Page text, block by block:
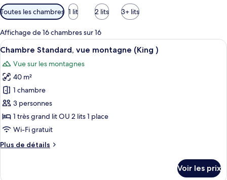
Filtres
disponibles
pour
les
chambres
Toutes les chambres 1 lit 2 lits 3+ lits
Affichage de 16 chambres sur 16
Afficher
toutes
les
photos
pour
ce
type
de
chambre :
Chambre
Une chambre d’hôtel avec un
6
Chambre Standard, vue montagne (King )
Vue sur les montagnes
40 m²
1 chambre
3 personnes
1 très grand lit OU 2 lits 1 place
Wi-Fi gratuit
Plus de détails
Plus
Voir les prix